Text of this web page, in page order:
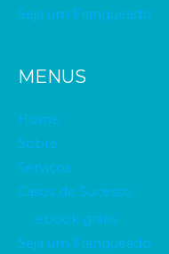
Seja um Franqueado
MENUS
Home
Sobre
Serviços
Casos de Sucesso
ebook grátis
Seja um Franqueado